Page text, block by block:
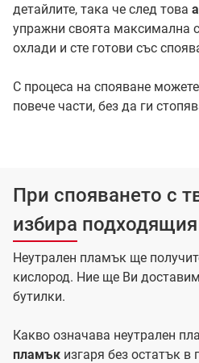
детайлите, така че след това
упражни своята максимална
охлади и сте готови със
С процеса на спояване
повече части, без да ги
При спояването с
избира
Неутрален пламък ще
кислород. Ние ще Ви
бутилки.
Какво означава неутрален
пламък изгаря без остатък в